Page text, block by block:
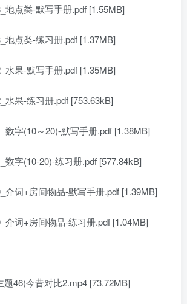
地点类-默写手册.pdf [1.55MB]
地点类-练习册.pdf [1.37MB]
水果-默写手册.pdf [1.35MB]
水果-练习册.pdf [753.63kB]
数字(10～20)-默写手册.pdf [1.38MB]
数字(10-20)-练习册.pdf [577.84kB]
介词+房间物品-默写手册.pdf [1.39MB]
介词+房间物品-练习册.pdf [1.04MB]
题46)今昔对比2.mp4 [73.72MB]